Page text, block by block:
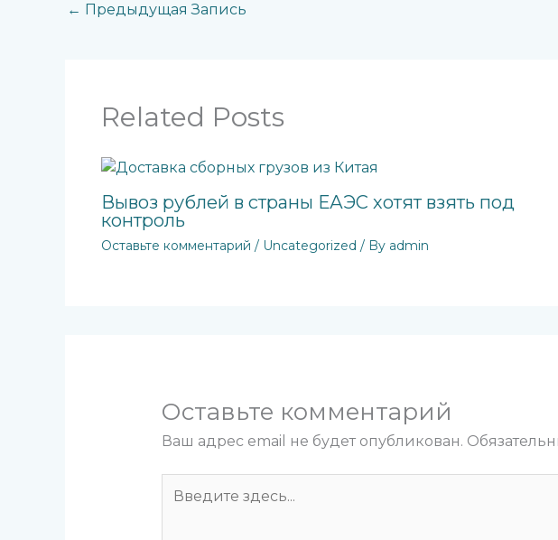
← Предыдущая Запись
Related Posts
Вывоз рублей в страны ЕАЭС хотят взять под
контроль
Оставьте комментарий / Uncategorized / By admin
Оставьте комментарий
Ваш адрес email не будет опубликован.
здесь...